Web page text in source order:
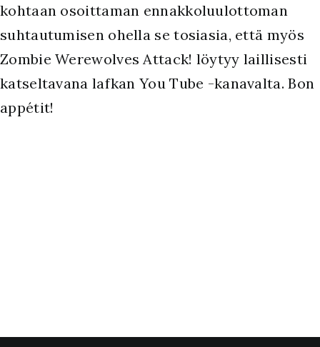
kohtaan osoittaman ennakkoluulottoman
suhtautumisen ohella se tosiasia, että myös
Zombie Werewolves Attack! löytyy laillisesti
katseltavana lafkan You Tube -kanavalta. Bon
appétit!